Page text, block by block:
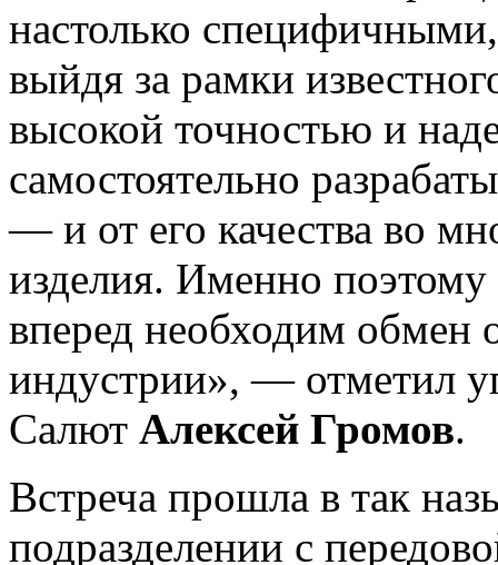
настолько
выйдя за рамки
высокой точностью и
самостоятельно
— и от его качества во
изделия. Именно
вперед необходим обмен
индустрии», — отметил
Салют Алексей Громов.
Встреча прошла в так
подразделении с